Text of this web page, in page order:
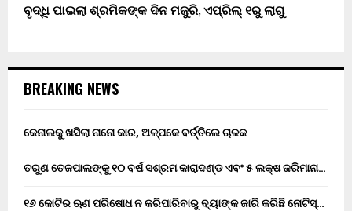
ବୃଦ୍ଧି ପାଇଲା ଶ୍ରମିକଙ୍କ ଦିନ ମଜୁରି, ଏପ୍ରିଲ୍‌ ୧ରୁ ଲାଗୁ
BREAKING NEWS
କେନାଲକୁ ଖସିଲା ନାନୋ କାର, ଅଳ୍ପକେ ବର୍ତ୍ତିଲେ ଚାଳକ
ତରୁଣ ତେଜପାଲଙ୍କୁ ୧୦ ବର୍ଷ ସଶ୍ରମ କାରାଦଣ୍ଡ ଏବଂ ₹୫ ଲକ୍ଷ ଜରିମାନା…
୧୬ କୋଟିର ଋଣ ପରିଷୋଧ ନ କରିପାରିବାରୁ ବ୍ୟାଙ୍କ ଜାରି କରିଛି ନୋଟିସ୍…